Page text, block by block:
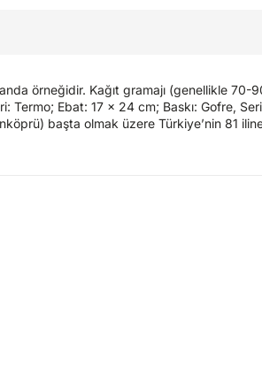
örneğidir. Kağıt gramajı (genellikle 70-
Termo; Ebat: 17 x 24 cm; Baskı: Gofre,
başta olmak üzere Türkiye’nin 81